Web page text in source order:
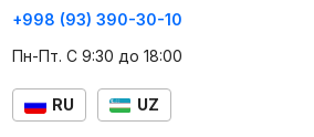
+998 (93) 390-30-10
Пн-Пт. С 9:30 до 18:00
RU UZ